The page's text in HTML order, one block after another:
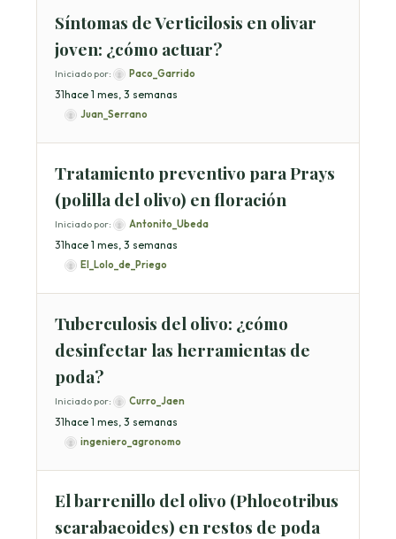
Síntomas de Verticilosis en olivar
joven: ¿cómo actuar?
Iniciado por: Paco_Garrido
31hace 1 mes, 3 semanas
Juan_Serrano
Tratamiento preventivo para Prays
(polilla del olivo) en floración
Iniciado por: Antonito_Ubeda
31hace 1 mes, 3 semanas
El_Lolo_de_Priego
Tuberculosis del olivo: ¿cómo
desinfectar las herramientas de
poda?
Iniciado por: Curro_Jaen
31hace 1 mes, 3 semanas
ingeniero_agronomo
El barrenillo del olivo (Phloeotribus
scarabaeoides) en restos de poda